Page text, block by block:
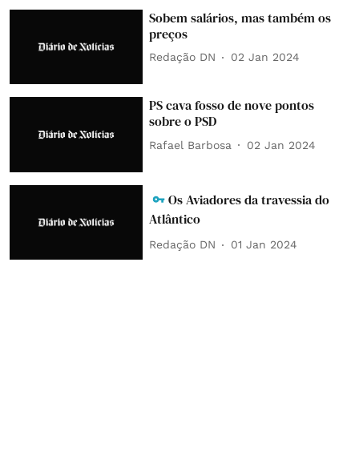
Sobem salários, mas também os
preços
Redação DN 02 Jan 2024
PS cava fosso de nove pontos
sobre o PSD
Rafael Barbosa 02 Jan 2024
Os Aviadores da travessia do
Atlântico
Redação DN 01 Jan 2024